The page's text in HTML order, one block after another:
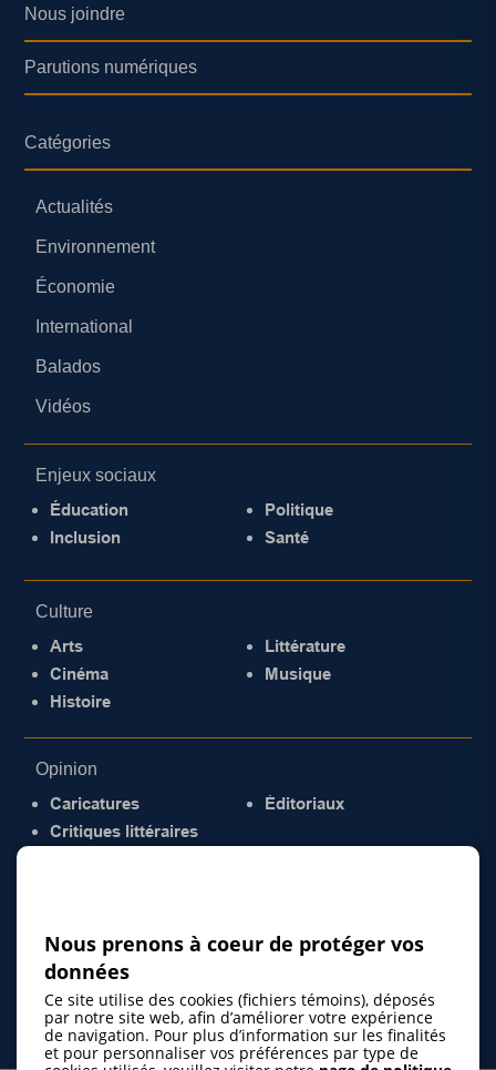
Nous joindre
Parutions numériques
Catégories
Actualités
Environnement
Économie
International
Balados
Vidéos
Enjeux sociaux
Éducation
Inclusion
Politique
Santé
Culture
Arts
Cinéma
Histoire
Littérature
Musique
Opinion
Caricatures
Critiques littéraires
Éditoriaux
Nous prenons à coeur de protéger vos
données
Ce site utilise des cookies (fichiers témoins), déposés
par notre site web, afin d’améliorer votre expérience
de navigation. Pour plus d’information sur les finalités
et pour personnaliser vos préférences par type de